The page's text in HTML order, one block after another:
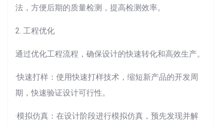
法，方便后期的质量检测，提高检测效率。
2. 工程优化
通过优化工程流程，确保设计的快速转化和高效生产。
·快速打样：使用快速打样技术，缩短新产品的开发周
期，快速验证设计可行性。
·模拟仿真：在设计阶段进行模拟仿真，预先发现并解